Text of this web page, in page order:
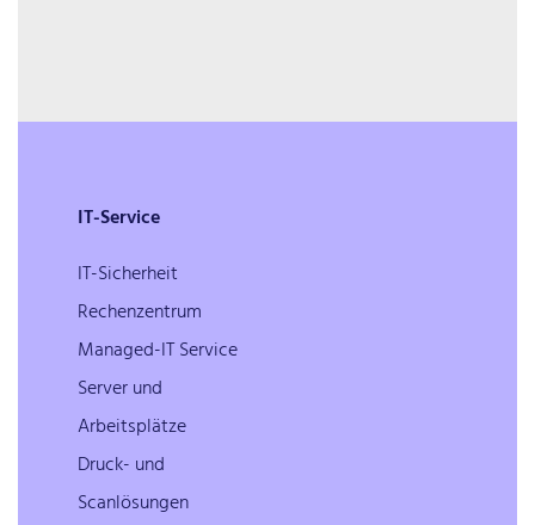
IT-Service
IT-Sicherheit
Rechenzentrum
Managed-IT Service
Server und
Arbeitsplätze
Druck- und
Scanlösungen